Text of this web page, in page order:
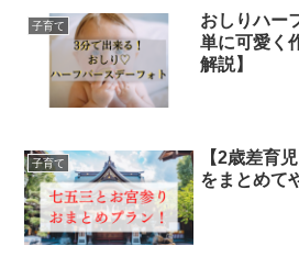
子育て
おしりハー
単に可愛く
解説】
子育て
【2歳差育
をまとめて